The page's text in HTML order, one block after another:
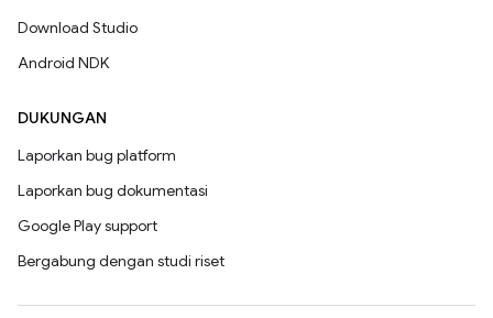
Download Studio
Android NDK
DUKUNGAN
Laporkan bug platform
Laporkan bug dokumentasi
Google Play support
Bergabung dengan studi riset